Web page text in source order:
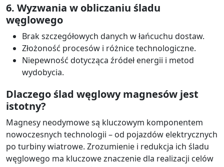
6. Wyzwania w obliczaniu śladu
węglowego
Brak szczegółowych danych w łańcuchu dostaw.
Złożoność procesów i różnice technologiczne.
Niepewność dotycząca źródeł energii i metod
wydobycia.
Dlaczego ślad węglowy magnesów jest
istotny?
Magnesy neodymowe są kluczowym komponentem
nowoczesnych technologii – od pojazdów elektrycznych
po turbiny wiatrowe. Zrozumienie i redukcja ich śladu
węglowego ma kluczowe znaczenie dla realizacji celów